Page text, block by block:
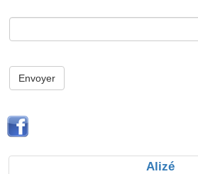
Envoyer
Alizé